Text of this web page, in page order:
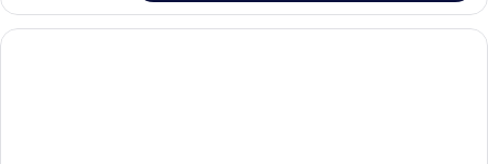
Μονά
Κρεβάτια
Δίκλινο
Δωμάτιο
(Twin),